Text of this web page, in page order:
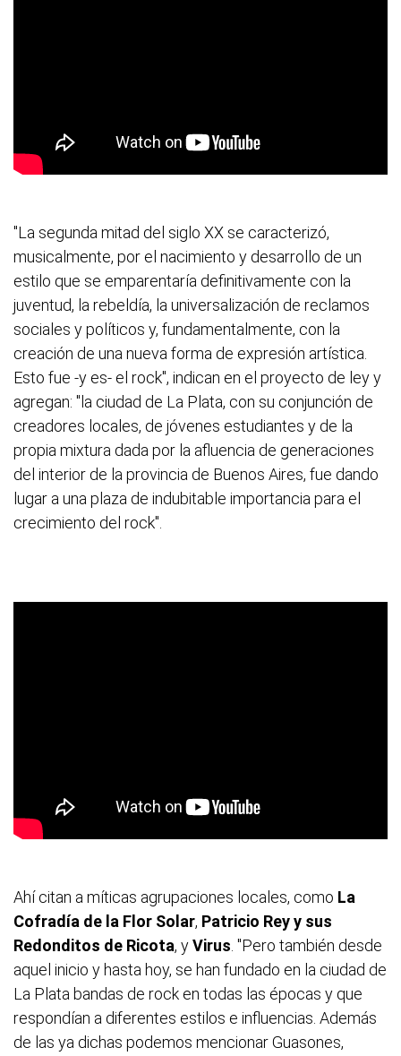
"La segunda mitad del siglo XX se caracterizó,
musicalmente, por el nacimiento y desarrollo de un
estilo que se emparentaría definitivamente con la
juventud, la rebeldía, la universalización de reclamos
sociales y políticos y, fundamentalmente, con la
creación de una nueva forma de expresión artística.
Esto fue -y es- el rock", indican en el proyecto de ley y
agregan: "la ciudad de La Plata, con su conjunción de
creadores locales, de jóvenes estudiantes y de la
propia mixtura dada por la afluencia de generaciones
del interior de la provincia de Buenos Aires, fue dando
lugar a una plaza de indubitable importancia para el
crecimiento del rock".
Ahí citan a míticas agrupaciones locales, como La
Cofradía de la Flor Solar, Patricio Rey y sus
Redonditos de Ricota, yVirus. "Pero también desde
aquel inicio y hasta hoy, se han fundado en la ciudad de
La Plata bandas de rock en todas las épocas y que
respondían a diferentes estilos e influencias. Además
de las ya dichas podemos mencionar Guasones,